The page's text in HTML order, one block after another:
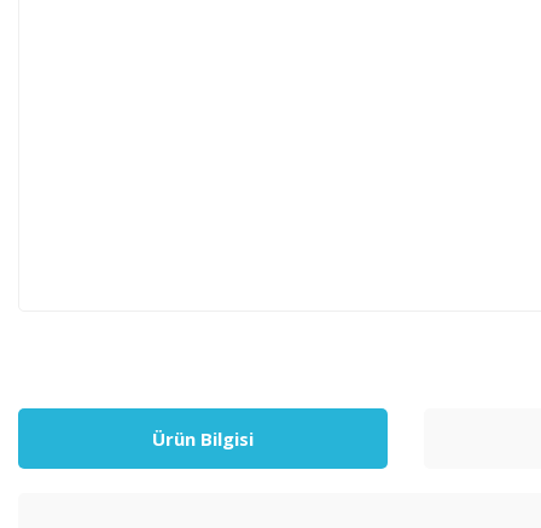
Ürün Bilgisi